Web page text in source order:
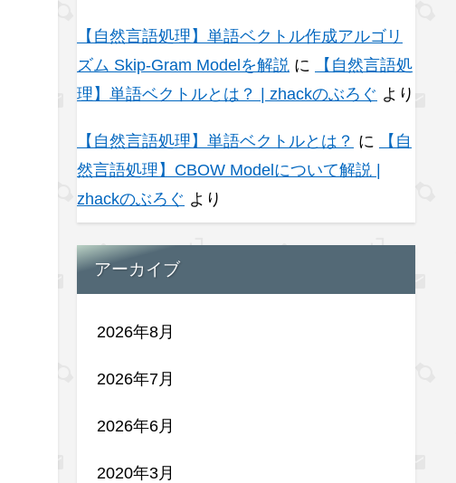
【自然言語処理】単語ベクトル作成アルゴリ
ズム Skip-Gram Modelを解説 に
【自然言語処
理】単語ベクトルとは？ | zhackのぶろぐ より
【自然言語処理】単語ベクトルとは？ に
【自
然言語処理】CBOW Modelについて解説 |
zhackのぶろぐ より
アーカイブ
2026年8月
2026年7月
2026年6月
2020年3月